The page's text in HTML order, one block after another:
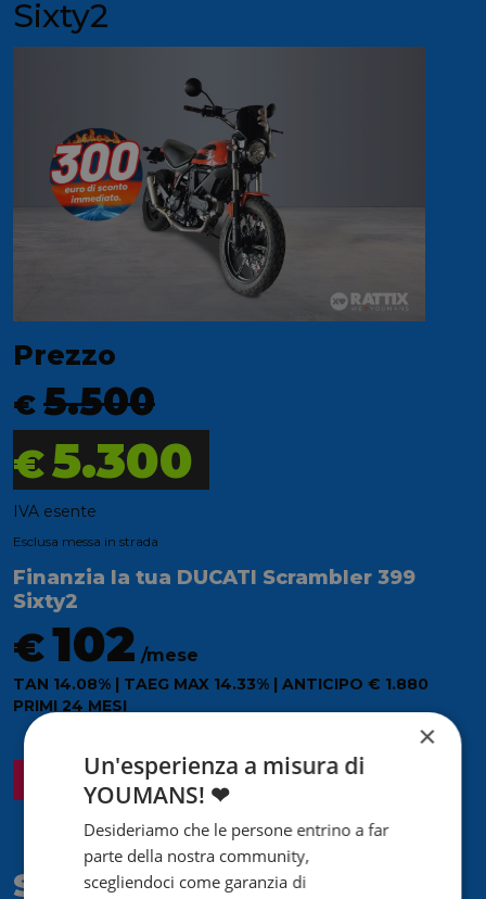
Sei interessato?
Sixty2
Prezzo
€ 5.500
€5.300
IVA esente
Esclusa messa in strada
Finanzia la tua DUCATI Scrambler 399
Sixty2
€102 /mese
TAN 14.08% | TAEG MAX 14.33% | ANTICIPO € 1.880
PRIMI 24 MESI
Questo modello va a ruba Riserva ora!
×
Un'esperienza a misura di
YOUMANS! ❤
Desideriamo che le persone entrino a far
parte della nostra community,
scegliendoci come garanzia di